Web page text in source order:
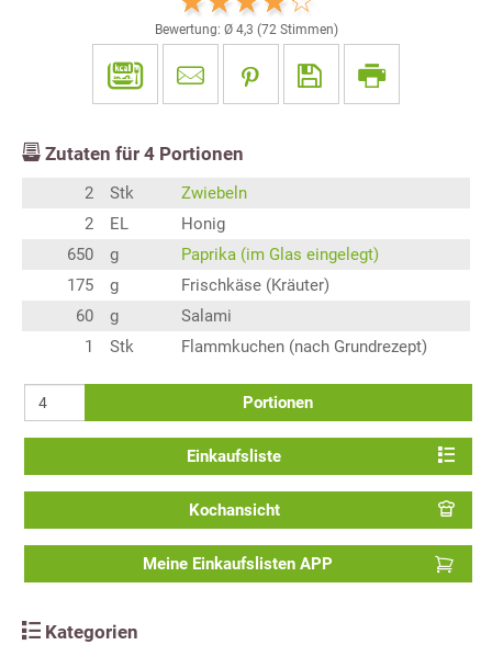
Bewertung: Ø 4,3 (72Stimmen)
Zutaten für 4 Portionen
2 Stk
Zwiebeln
2
EL
Honig
650
g
Paprika (im Glas eingelegt)
175
g
Frischkäse (Kräuter)
60
g
Salami
1
Stk Flammkuchen (nach Grundrezept)
Portionen
Einkaufsliste
Kochansicht
Meine Einkaufslisten APP
Kategorien